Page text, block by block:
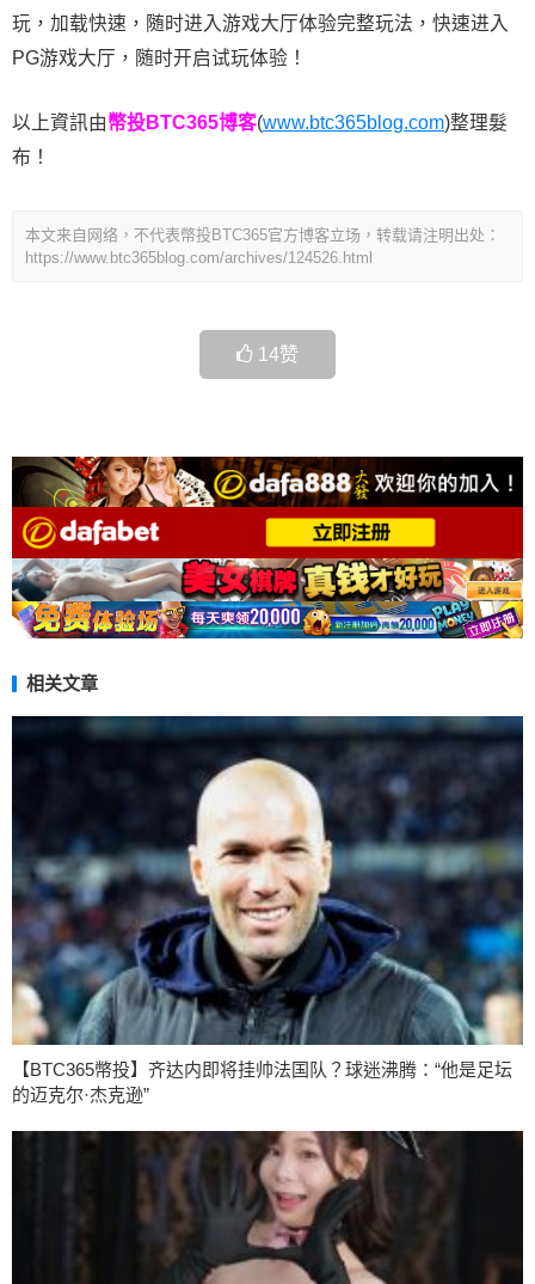
玩，加载快速，随时进入游戏大厅体验完整玩法，快速进入
PG游戏大厅，随时开启试玩体验！
以上資訊由幣投BTC365博客(www.btc365blog.com)整理髮
布！
本文来自网络，不代表幣投BTC365官方博客立场，转载请注明出处：
https://www.btc365blog.com/archives/124526.html
14赞
相关文章
【BTC365幣投】齐达内即将挂帅法国队？球迷沸腾：“他是足坛
的迈克尔·杰克逊”